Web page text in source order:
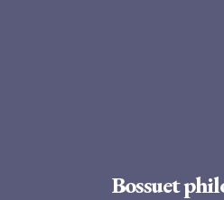
Bossuet